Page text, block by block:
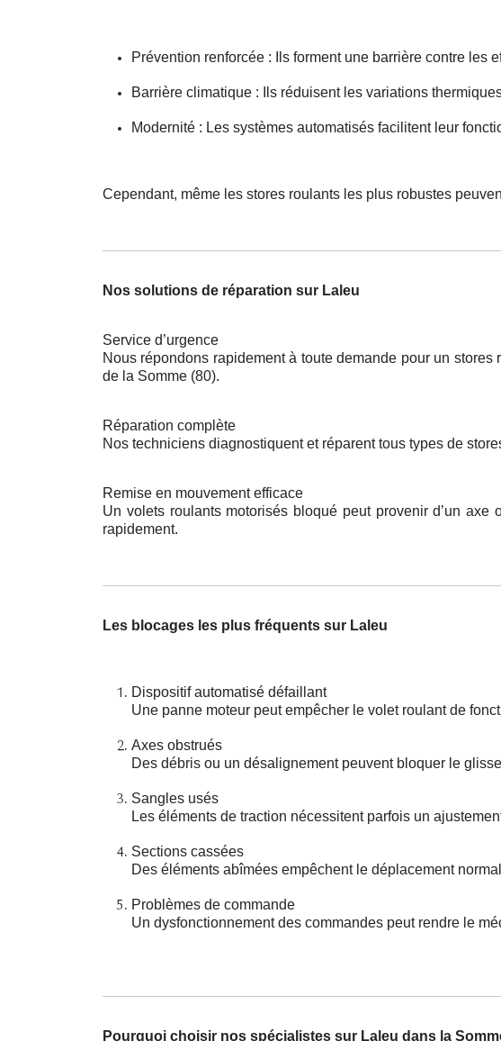
Prévention renforcée : Ils forment une barrière contre les
Barrière climatique : Ils réduisent les variations
Modernité : Les systèmes automatisés facilitent leur
Cependant, même les stores roulants les plus robustes
Nos solutions de réparation sur Laleu
Service d’urgence
Nous répondons rapidement à toute demande pour un
de la Somme (80).
Réparation complète
Nos techniciens diagnostiquent et réparent tous types de
Remise en mouvement efficace
Un volets roulants motorisés bloqué peut provenir d’un
rapidement.
Les blocages les plus fréquents sur Laleu
Dispositif automatisé défaillant
Une panne moteur peut empêcher le volet roulant de
Axes obstrués
Des débris ou un désalignement peuvent bloquer le
Sangles usés
Les éléments de traction nécessitent parfois un
Sections cassées
Des éléments abîmées empêchent le déplacement
Problèmes de commande
Un dysfonctionnement des commandes peut rendre le
Pourquoi choisir nos spécialistes sur Laleu dans la